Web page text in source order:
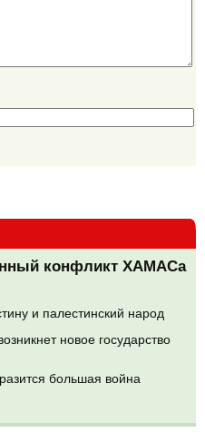
конфликт ХАМАСа
и палестинский народ
новое государство
большая война